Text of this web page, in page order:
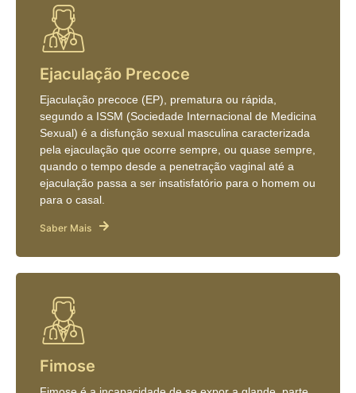
Ejaculação Precoce
Ejaculação precoce (EP), prematura ou rápida,
segundo a ISSM (Sociedade Internacional de Medicina
Sexual) é a disfunção sexual masculina caracterizada
pela ejaculação que ocorre sempre, ou quase sempre,
quando o tempo desde a penetração vaginal até a
ejaculação passa a ser insatisfatório para o homem ou
para o casal.
Saber Mais
Fimose